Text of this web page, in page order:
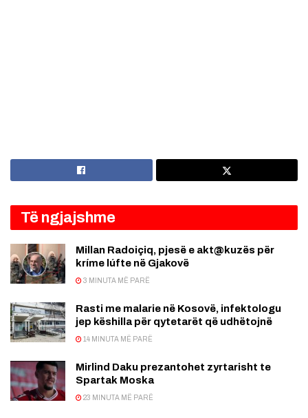
Të ngjajshme
Millan Radoiçiq, pjesë e akt@kuzës për
kríme lúfte në Gjakovë
3 MINUTA MË PARË
Rasti me malarie në Kosovë, infektologu
jep këshilla për qytetarët që udhëtojnë
14 MINUTA MË PARË
Mirlind Daku prezantohet zyrtarisht te
Spartak Moska
23 MINUTA MË PARË